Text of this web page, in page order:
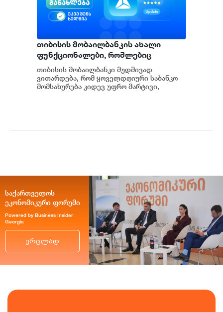
თიბისის მობაილბანკის ახალი
ფუნქციონალები, რომლებიც
ყოველდღიურ საბანკო
მომსახურებას ამარტივებს
თიბისის მობაილბანკი მუდმივად
ვითარდება, რომ ყოველდღიური საბანკო
მომსახურება კიდევ უფრო მარტივი,
საქართველოს
ეკონომიკური ფორუმი
Powered by Business Insider
Georgia
ვრცლად